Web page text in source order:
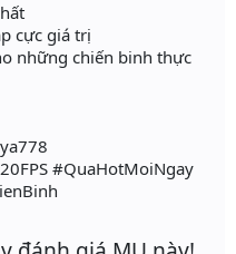
cực giá trị
những chiến binh thực
#QuaHotMoiNgay